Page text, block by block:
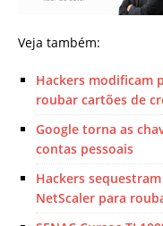
Veja também:
Hackers modificam
roubar cartões de
Google torna as
contas pessoais
Hackers
NetScaler para